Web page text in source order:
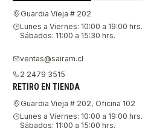
Guardia Vieja # 202
Lunes a Viernes: 10:00 a 19:00 hrs.
Sábados: 11:00 a 15:30 hrs.
ventas@sairam.cl
2 2479 3515
RETIRO EN TIENDA
Guardia Vieja # 202, Oficina 102
Lunes a Viernes: 10:00 a 19:00 hrs.
Sábados: 11:00 a 15:00 hrs.